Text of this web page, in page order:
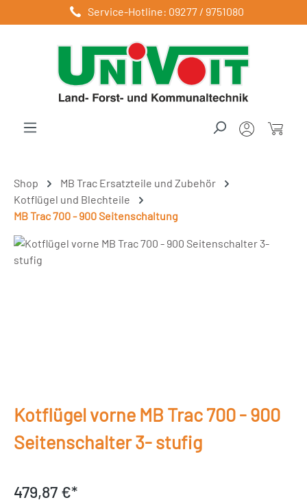
Zum Hauptinhalt springenService-Hotline: 09277 / 9751080
Shop
MB Trac Ersatzteile und Zubehör
Kotflügel und Blechteile
MB Trac 700 - 900 Seitenschaltung
Bildergalerie überspringen
Kotflügel vorne MB Trac 700 - 900
Seitenschalter 3- stufig
479,87 €*